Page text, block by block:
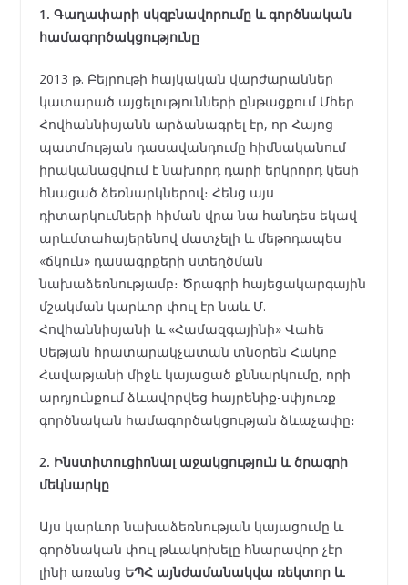
1. Գաղափարի սկզբնավորումը և գործնական
համագործակցությունը
2013 թ. Բեյրութի հայկական վարժարաններ
կատարած այցելությունների ընթացքում Մհեր
Հովհաննիսյանն արձանագրել էր, որ Հայոց
պատմության դասավանդումը հիմնականում
իրականացվում է նախորդ դարի երկրորդ կեսի
հնացած ձեռնարկներով։ Հենց այս
դիտարկումների հիման վրա նա հանդես եկավ
արևմտահայերենով մատչելի և մեթոդապես
«ճկուն» դասագրքերի ստեղծման
նախաձեռնությամբ։ Ծրագրի հայեցակարգային
մշակման կարևոր փուլ էր նաև Մ.
Հովհաննիսյանի և «Համազգայինի» Վահե
Սեթյան հրատարակչատան տնօրեն Հակոբ
Հավաթյանի միջև կայացած քննարկումը, որի
արդյունքում ձևավորվեց հայրենիք-սփյուռք
գործնական համագործակցության ձևաչափը։
2. Ինստիտուցիոնալ աջակցություն և ծրագրի
մեկնարկը
Այս կարևոր նախաձեռնության կայացումը և
գործնական փուլ թևակոխելը հնարավոր չէր
լինի առանց ԵՊՀ այնժամանակվա ռեկտոր և